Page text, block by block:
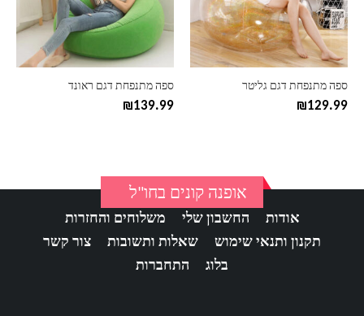
ספה מתנפחת דגם גליטר
₪129.99
ניתן
לבחור
את
האפשרויות
ספה מתנפחת דגם ראונד
₪139.99
ניתן
לבחור
האפשרויות
אופנה קונים בחו"ל
אודות החשבון שלי
משלוחים והחזרות
תקנון ותנאי שימוש
שאלות ותשובות
צור קשר
בלוג
התחברות